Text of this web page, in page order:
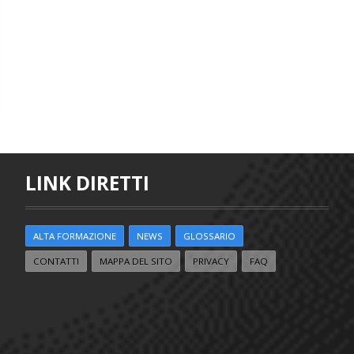
LINK DIRETTI
ALTA FORMAZIONE NEWS GLOSSARIO
CONTATTI MAPPA DEL SITO PRIVACY FAQ